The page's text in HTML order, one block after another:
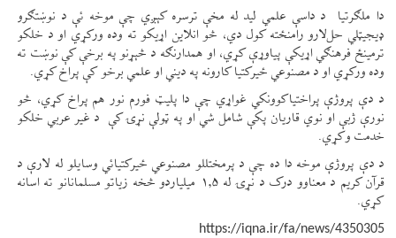
دا ملګرتیا د داسې علمي لید له مخې ترسره کېږي چې موخه ئې د نوښتګرو
ډیجیټلي حل‌لارو رامنځته کول دي، څو انلاین اړیکو ته وده ورکړي او د خلکو
ترمینځ فرهنګي اړیکې پیاوړې کړي، او همدارنګه د څېړنو په برخې کې نوښت ته
وده ورکړي او د مصنوعي ځیرکتیا کارونه په دیني او علمي برخو کې پراخ کړي.
د دې پروژې پراختیاکوونکي غواړي چې دا پلیټ فورم نور هم پراخ کړي، څو
نورې ژبې او نوي قاریان پکې شامل شي او په ټولې نړۍ کې د غیر عربي خلکو
خدمت وکړي.
د دې پروژې موخه دا ده چې د پرمختللو مصنوعي ځیرکتیائي وسایلو له لارې د
قرآن کریم د معناوو درک د نړۍ له ۱.۵ میلیاردو څخه زیاتو مسلمانانو ته اسانه
کړي.
https://iqna.ir/fa/news/4350305